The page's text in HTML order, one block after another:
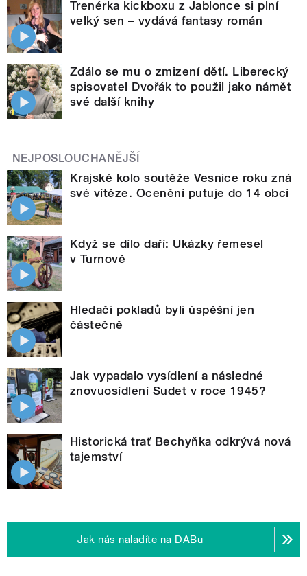
Trenérka kickboxu z Jablonce si plní
velký sen – vydává fantasy román
Zdálo se mu o zmizení dětí. Liberecký
spisovatel Dvořák to použil jako námět
své další knihy
NEJPOSLOUCHANĚJŠÍ
Krajské kolo soutěže Vesnice roku zná
své vítěze. Ocenění putuje do 14 obcí
Když se dílo daří: Ukázky řemesel
v Turnově
Hledači pokladů byli úspěšní jen
částečně
Jak vypadalo vysídlení a následné
znovuosídlení Sudet v roce 1945?
Historická trať Bechyňka odkrývá nová
tajemství
Jak nás naladíte na DABu